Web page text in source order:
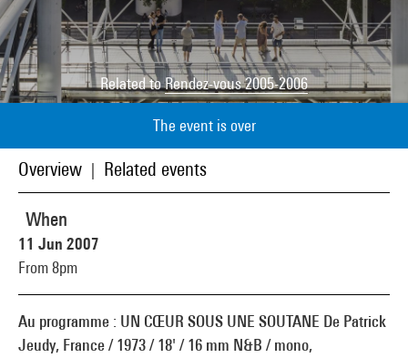
Related toRendez-vous 2005-2006
The event is over
Overview Related events
Au programme : UN CŒUR SOUS UNE SOUTANE De Patrick
Jeudy, France / 1973 / 18' / 16 mm N&B / mono,
When
11 Jun 2007
From 8pm